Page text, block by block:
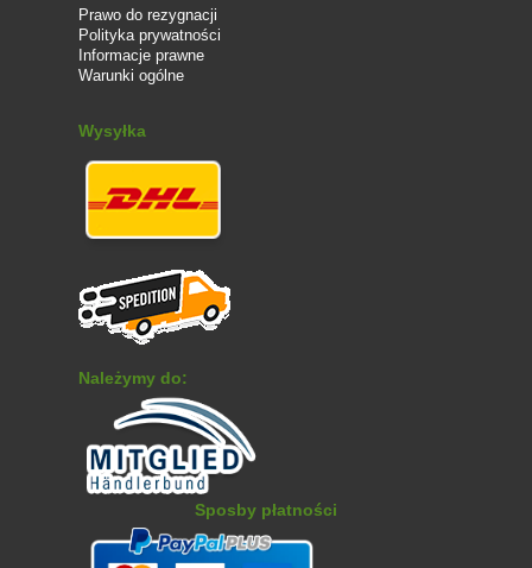
Prawo do rezygnacji
Polityka prywatności
Informacje prawne
Warunki ogólne
Wysyłka
Należymy do:
Sposby płatności